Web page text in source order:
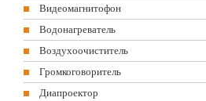
Видеомагнитофон
Водонагреватель
Воздухоочиститель
Громкоговоритель
Диапроектор